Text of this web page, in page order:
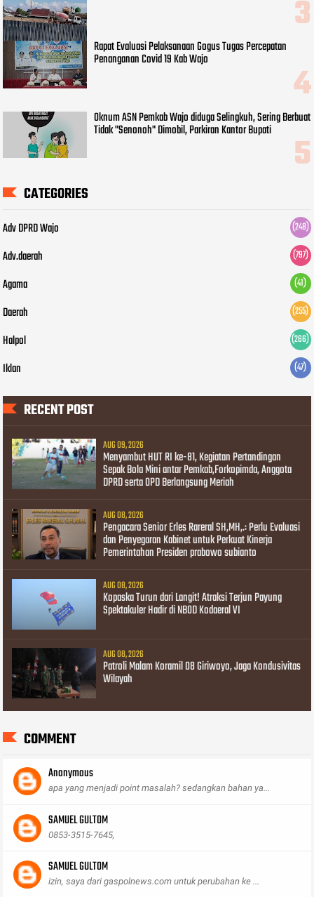
Rapat Evaluasi Pelaksanaan Gogus Tugas Percepatan
Penanganan Covid 19 Kab Wajo
Oknum ASN Pemkab Wajo diduga Selingkuh, Sering Berbuat
Tidak "Senonoh" Dimobil, Parkiran Kantor Bupati
CATEGORIES
Adv DPRD Wajo (248)
Adv.daerah (797)
Agama (41)
Daerah (255)
Halpol (266)
Iklan (47)
RECENT POST
AUG 09, 2026
Menyambut HUT RI ke-81, Kegiatan Pertandingan
Sepak Bola Mini antar Pemkab,Forkopimda, Anggota
DPRD serta OPD Berlangsung Meriah
AUG 08, 2026
Pengacara Senior Erles Rareral SH,MH,.: Perlu Evaluasi
dan Penyegaran Kabinet untuk Perkuat Kinerja
Pemerintahan Presiden prabowo subianto
AUG 08, 2026
Kopaska Turun dari Langit! Atraksi Terjun Payung
Spektakuler Hadir di NBOD Kodaeral VI
AUG 08, 2026
Patroli Malam Koramil 08 Giriwoyo, Jaga Kondusivitas
Wilayah
COMMENT
Anonymous
apa yang menjadi point masalah? sedangkan bahan ya...
SAMUEL GULTOM
0853-3515-7645,
SAMUEL GULTOM
izin, saya dari gaspolnews.com untuk perubahan ke ...